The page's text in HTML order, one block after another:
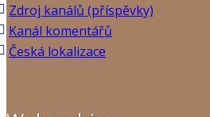
Zdroj kanálů (příspěvky)
Kanál komentářů
Česká lokalizace